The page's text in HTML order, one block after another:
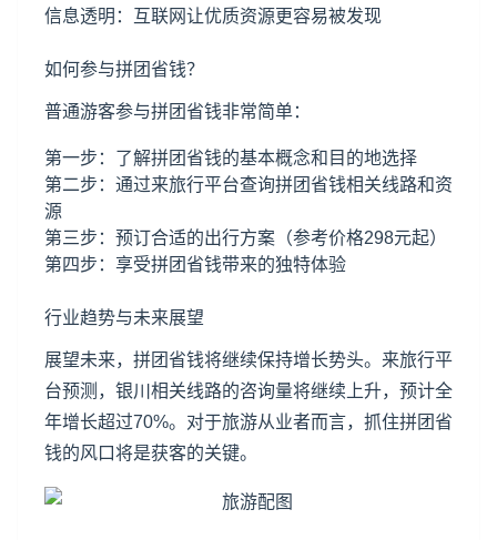
信息透明：互联网让优质资源更容易被发现
如何参与拼团省钱？
普通游客参与拼团省钱非常简单：
第一步：了解拼团省钱的基本概念和目的地选择
第二步：通过来旅行平台查询拼团省钱相关线路和资
源
第三步：预订合适的出行方案（参考价格298元起）
第四步：享受拼团省钱带来的独特体验
行业趋势与未来展望
展望未来，拼团省钱将继续保持增长势头。来旅行平
台预测，银川相关线路的咨询量将继续上升，预计全
年增长超过70%。对于旅游从业者而言，抓住拼团省
钱的风口将是获客的关键。